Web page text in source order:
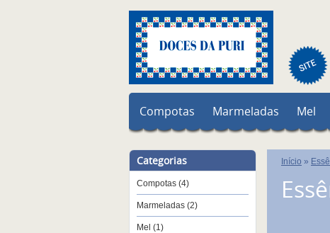
Compotas Marmeladas Mel
Categorias
Compotas (4)
Marmeladas (2)
Mel (1)
Início »